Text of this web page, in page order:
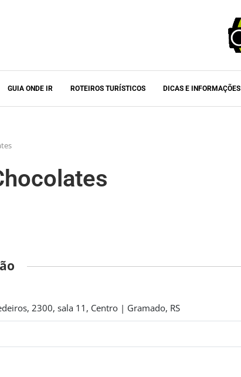
GUIA ONDE IR ROTEIROS TURÍSTICOS DICAS E INFORMAÇÕES
2300, sala 11, Centro | Gramado, RS